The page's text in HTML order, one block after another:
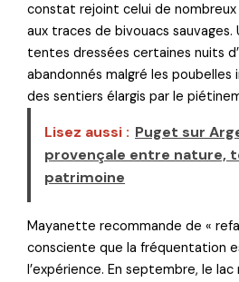
constat rejoint celui de
aux traces de bivouacs sauvages.
tentes dressées certaines nuits
abandonnés malgré les poubelles
des sentiers élargis par le
Lisez aussi : Puget sur
provençale entre nature,
patrimoine
Mayanette recommande de «
consciente que la fréquentation
l’expérience. En septembre, le